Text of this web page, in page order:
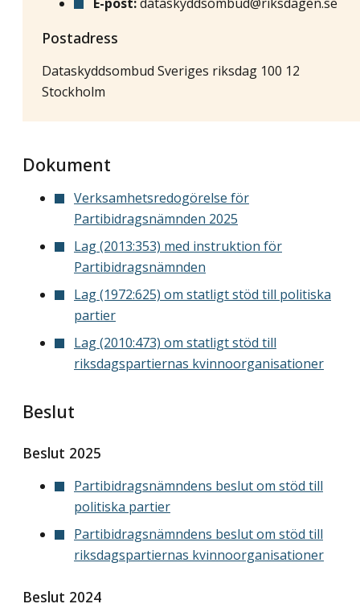
Postadress
Dataskyddsombud Sveriges riksdag 100 12
Stockholm
Dokument
Verksamhetsredogörelse för
Partibidragsnämnden 2025
Lag (2013:353) med instruktion för
Partibidragsnämnden
Lag (1972:625) om statligt stöd till politiska
partier
Lag (2010:473) om statligt stöd till
riksdagspartiernas kvinnoorganisationer
Beslut
Beslut 2025
Partibidragsnämndens beslut om stöd till
politiska partier
Partibidragsnämndens beslut om stöd till
riksdagspartiernas kvinnoorganisationer
Beslut 2024